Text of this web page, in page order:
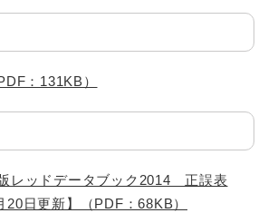
：131KB）
レッドデータブック2014 正誤表
20日更新】（PDF：68KB）